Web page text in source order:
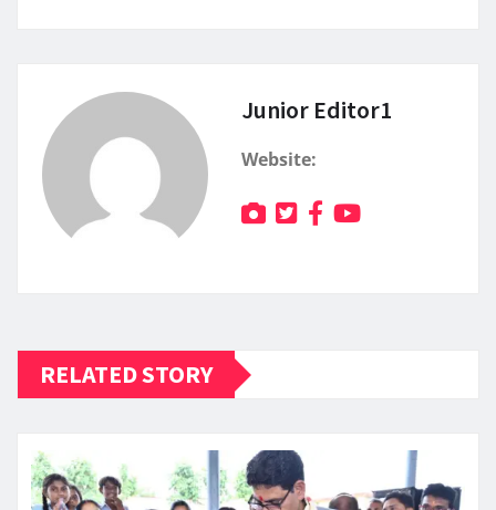
Junior Editor1
Website:
RELATED STORY